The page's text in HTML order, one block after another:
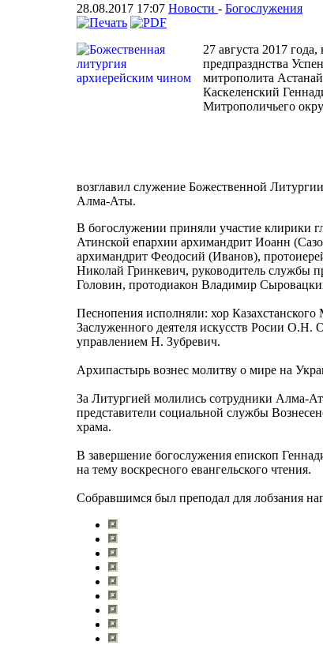
28.08.2017 17:07 Новости - Богослужения
27 августа 2017
предпразднства
митрополита
Каскеленский
Митрополичьего
возглавил служение Божественной
Алма-Аты.
В богослужении приняли участие клирики
Атинской епархии архимандрит Иоанн
архимандрит Феодосий (Иванов),
Николай Гринкевич, руководитель службы
Головин, протодиакон Владимир
Песнопения исполняли: хор
Заслуженного деятеля искусств Росии О.Н.
управлением Н. Зубревич.
Архипастырь вознес молитву о мире на
За Литургией молились сотрудники Алма-
представители социальной службы
храма.
В завершение богослужения епископ
на тему воскресного евангельского чтения.
Собравшимся был преподал для лобзания